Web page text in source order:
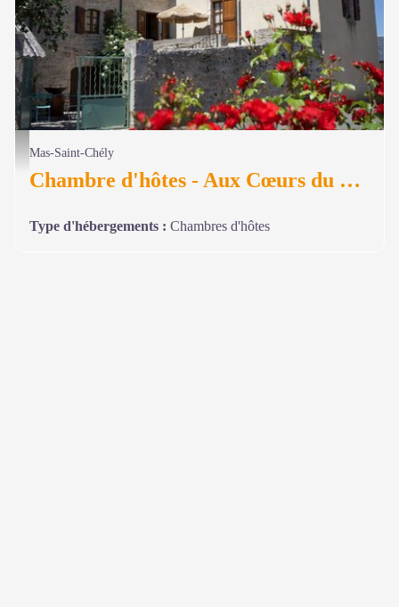
© Aux cœur du Méjean
Mas-Saint-Chély
Chambre d'hôtes - Aux Cœurs du Méjean
Type d'hébergements : Chambres d'hôtes